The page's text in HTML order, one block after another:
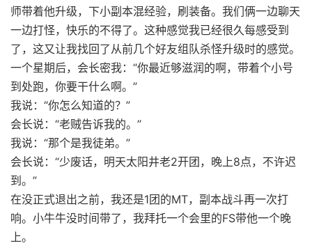
师带着他升级，下小副本混经验，刷装备。我们俩一边聊天
一边打怪，快乐的不得了。这种感觉我已经很久每感受到
了，这又让我找回了从前几个好友组队杀怪升级时的感觉。
一个星期后，会长密我：“你最近够滋润的啊，带着个小号
到处跑，你要干什么啊。”
我说：“你怎么知道的？”
会长说：“老贼告诉我的。”
我说：“那个是我徒弟。”
会长说：“少废话，明天太阳井老2开团，晚上8点，不许迟
到。”
在没正式退出之前，我还是1团的MT，副本战斗再一次打
响。小牛牛没时间带了，我拜托一个会里的FS带他一个晚
上。